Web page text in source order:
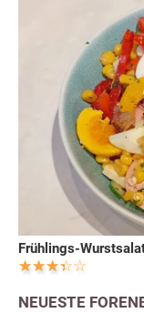
Frühlings-
NEUESTE